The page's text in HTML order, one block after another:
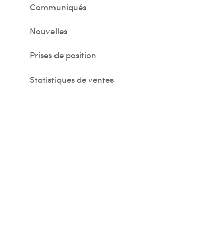
Communiqués
Nouvelles
Prises de position
Statistiques de ventes